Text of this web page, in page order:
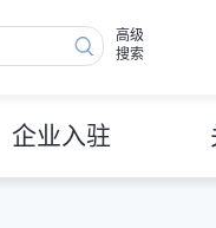
高级
搜索
企业入驻